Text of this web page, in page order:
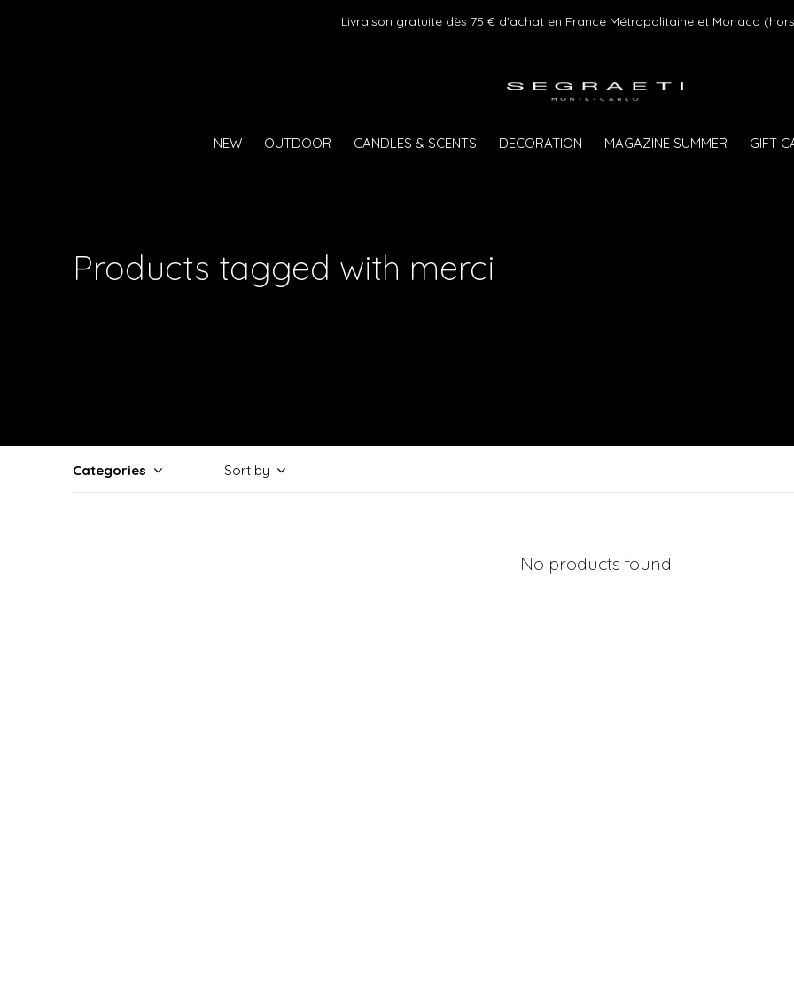
NEW OUTDOOR CANDLES & SCENTS DECORATION MAGAZINE SUMMER GIFT
Livraison gratuite dès 75 € d'achat en France Métropolitaine et Monaco
Products tagged with merci
Categories Sort by
No products found